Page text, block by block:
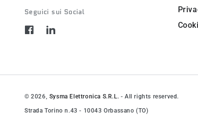
Seguici sui Social
FacebookLinkedIn
© 2026, Sysma Elettronica S.R.L. - All rights reserved.
Strada Torino n.43 - 10043 Orbassano (TO)